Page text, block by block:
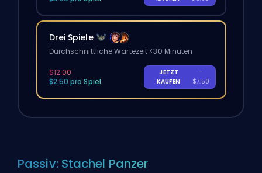
Drei Spiele
Durchschnittliche Wartezeit <30 Minuten
$12.00
$2.50 pro Spiel
JETZT
KAUFEN
-
$7.50
Passiv: Stachel Panzer